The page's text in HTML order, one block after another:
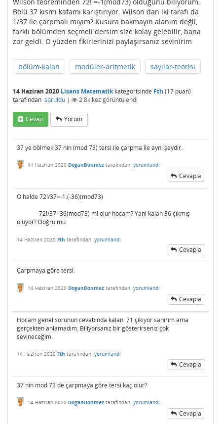
Bölü 37 kısmı kafamı karıştırıyor. Wilson dan iki tarafı da
1/37 ile çarpmalı mıyım? Kusura bakmayın alanım değil,
farklı bölümden seçmeli dersim size kolay gelebilir, bana
zor geldi. O yüzden fikirlerinizi paylaşırsanız sevinirim
bölüm-kalan modüler-aritmetik sayılar-teorisi
14 Haziran 2020 Lisans Matematikkategorisinde Fth (17 puan)
tarafından soruldu | 2.8k kez görüntülendi
Cevap Yorum
37 ye bölmek 37 nin (mod 73) tersi ile çarpma ile aynı şeydir.
14 Haziran 2020 DoganDonmez tarafından yorumlandı
Cevapla
O halde 72!/37=-1.(-36)(mod73)
72!/37=36(mod73) mi olur hocam? Yani kalan 36 çıkmış
oluyor? Doğru mu
14 Haziran 2020 Fth tarafından yorumlandı
Cevapla
Çarpmaya göre tersi.
14 Haziran 2020 DoganDonmez tarafından yorumlandı
Cevapla
Hocam genel sorunun cevabında kalan 71 çıkıyor sanırım ama
gerçekten anlamadım. Biliyorsanız bir gösterirseniz çok
sevineceğim.
14 Haziran 2020 Fth tarafından yorumlandı
Cevapla
37 nin mod 73 de çarpmaya göre tersi kaç olur?
14 Haziran 2020 DoganDonmez tarafından yorumlandı
Cevapla